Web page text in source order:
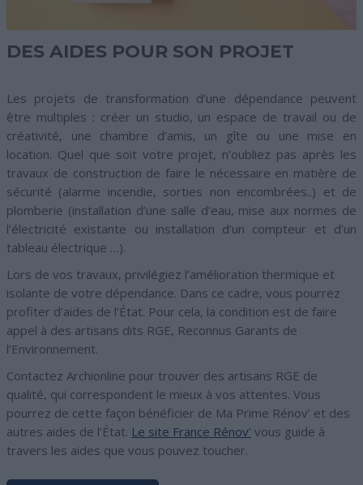
DES AIDES POUR SON PROJET
Les projets de transformation d’une dépendance peuvent
être multiples : créer un studio, un espace de travail ou de
créativité, une chambre d’amis, un gîte ou une mise en
location. Quel que soit votre projet, n’oubliez pas après les
travaux de construction de faire le nécessaire en matière de
sécurité (alarme incendie, sorties non encombrées..) et de
plomberie (installation d’une salle d’eau, mise aux normes de
l’électricité existante ou installation d’un compteur et d’un
tableau électrique …).
Lors de vos travaux, privilégiez l’amélioration thermique et
isolante de votre dépendance. Dans ce cadre, vous pourrez
profiter d’aides de l’État. Pour cela, la condition est de faire
appel à des artisans dits RGE, Reconnus Garants de
l’Environnement.
Contactez Archionline pour trouver des artisans RGE de
qualité, qui correspondent le mieux à vos attentes. Vous
pourrez de cette façon bénéficier de Ma Prime Rénov’ et des
autres aides de l’État. Le site France Rénov’ vous guide à
travers les aides que vous pouvez toucher.